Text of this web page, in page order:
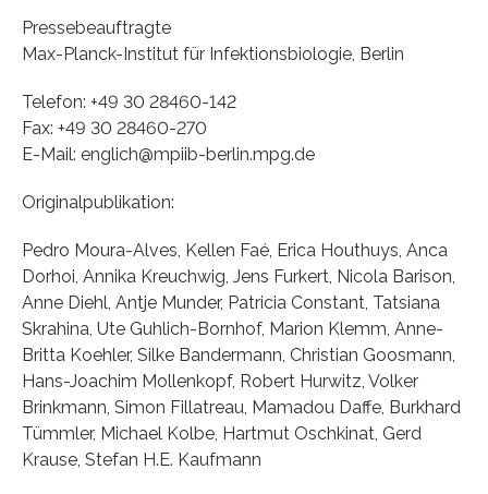
Pressebeauftragte
Max-Planck-Institut für Infektionsbiologie, Berlin
Telefon: +49 30 28460-142
Fax: +49 30 28460-270
E-Mail: englich@mpiib-berlin.mpg.de
Originalpublikation:
Pedro Moura-Alves, Kellen Faé, Erica Houthuys, Anca
Dorhoi, Annika Kreuchwig, Jens Furkert, Nicola Barison,
Anne Diehl, Antje Munder, Patricia Constant, Tatsiana
Skrahina, Ute Guhlich-Bornhof, Marion Klemm, Anne-
Britta Koehler, Silke Bandermann, Christian Goosmann,
Hans-Joachim Mollenkopf, Robert Hurwitz, Volker
Brinkmann, Simon Fillatreau, Mamadou Daffe, Burkhard
Tümmler, Michael Kolbe, Hartmut Oschkinat, Gerd
Krause, Stefan H.E. Kaufmann